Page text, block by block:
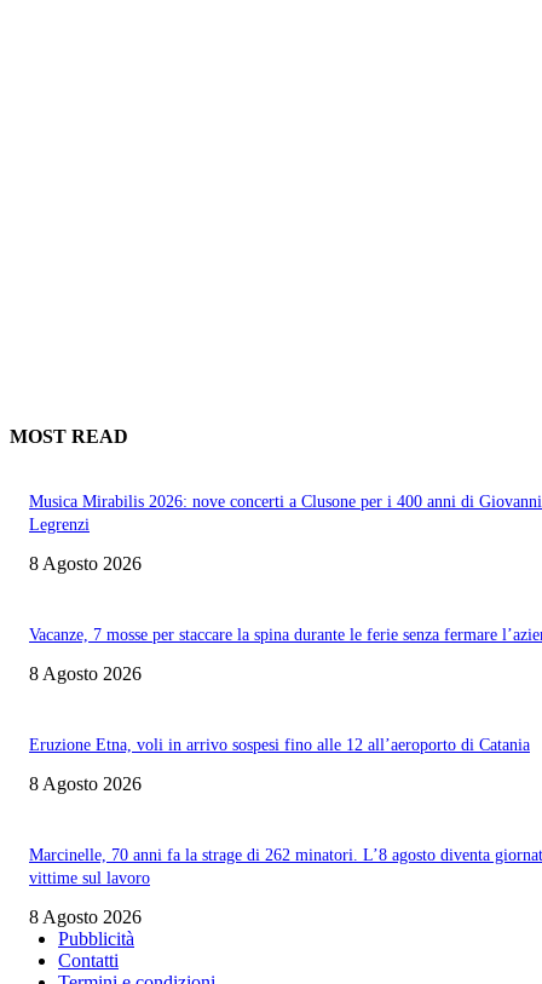
MOST READ
Musica Mirabilis 2026: nove concerti a Clusone per i 400 anni di Giovanni
Legrenzi
8 Agosto 2026
Vacanze, 7 mosse per staccare la spina durante le ferie senza fermare
8 Agosto 2026
Eruzione Etna, voli in arrivo sospesi fino alle 12 all’aeroporto di Catania
8 Agosto 2026
Marcinelle, 70 anni fa la strage di 262 minatori. L’8 agosto diventa
vittime sul lavoro
8 Agosto 2026
Pubblicità
Contatti